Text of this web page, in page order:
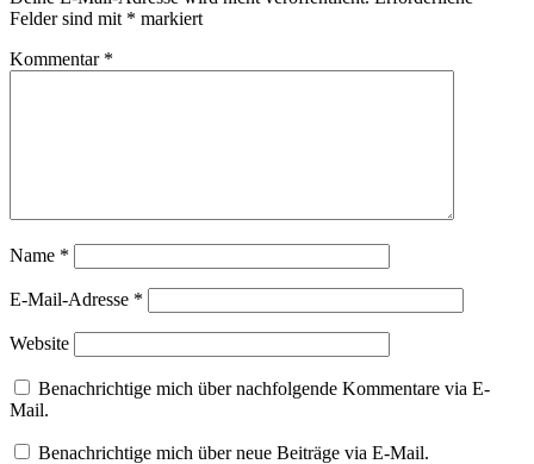
Felder sind mit * markiert
Kommentar *
Name *
E-Mail-Adresse *
Website
Benachrichtige mich über nachfolgende Kommentare via E-
Mail.
Benachrichtige mich über neue Beiträge via E-Mail.